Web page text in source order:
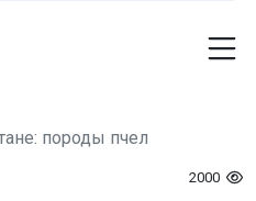
породы пчел
2000